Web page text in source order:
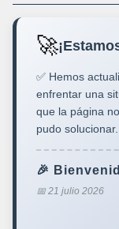
🚀
✅ Hemos
enfrentar una
que la página
pudo solucionar.
🎉
📅 21 julio 2026